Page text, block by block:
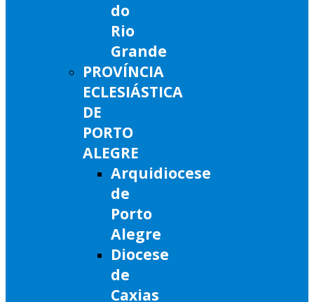
do
Rio
Grande
PROVÍNCIA
ECLESIÁSTICA
DE
PORTO
ALEGRE
Arquidiocese
de
Porto
Alegre
Diocese
de
Caxias